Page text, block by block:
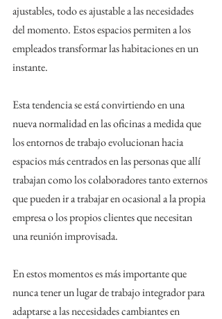
ajustables, todo es ajustable a las necesidades
del momento. Estos espacios permiten a los
empleados transformar las habitaciones en un
instante.
Esta tendencia se está convirtiendo en una
nueva normalidad en las oficinas a medida que
los entornos de trabajo evolucionan hacia
espacios más centrados en las personas que allí
trabajan como los colaboradores tanto externos
que pueden ir a trabajar en ocasional a la propia
empresa o los propios clientes que necesitan
una reunión improvisada.
En estos momentos es más importante que
nunca tener un lugar de trabajo integrador para
adaptarse a las necesidades cambiantes en